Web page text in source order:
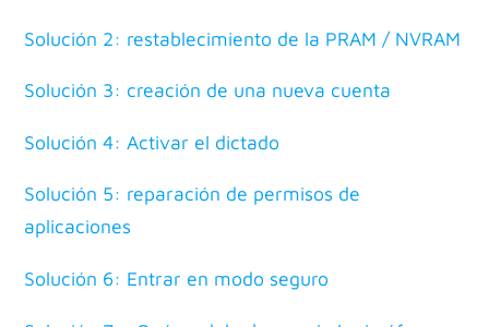
Solución 2: restablecimiento de la PRAM / NVRAM
Solución 3: creación de una nueva cuenta
Solución 4: Activar el dictado
Solución 5: reparación de permisos de
aplicaciones
Solución 6: Entrar en modo seguro